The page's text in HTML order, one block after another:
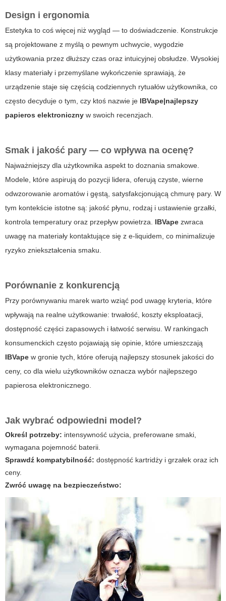
Design i ergonomia
Estetyka to coś więcej niż wygląd — to doświadczenie. Konstrukcje
są projektowane z myślą o pewnym uchwycie, wygodzie
użytkowania przez dłuższy czas oraz intuicyjnej obsłudze. Wysokiej
klasy materiały i przemyślane wykończenie sprawiają, że
urządzenie staje się częścią codziennych rytuałów użytkownika, co
często decyduje o tym, czy ktoś nazwie je IBVape|najlepszy
papieros elektroniczny w swoich recenzjach.
Smak i jakość pary — co wpływa na ocenę?
Najważniejszy dla użytkownika aspekt to doznania smakowe.
Modele, które aspirują do pozycji lidera, oferują czyste, wierne
odwzorowanie aromatów i gęstą, satysfakcjonującą chmurę pary. W
tym kontekście istotne są: jakość płynu, rodzaj i ustawienie grzałki,
kontrola temperatury oraz przepływ powietrza. IBVape zwraca
uwagę na materiały kontaktujące się z e-liquidem, co minimalizuje
ryzyko zniekształcenia smaku.
Porównanie z konkurencją
Przy porównywaniu marek warto wziąć pod uwagę kryteria, które
wpływają na realne użytkowanie: trwałość, koszty eksploatacji,
dostępność części zapasowych i łatwość serwisu. W rankingach
konsumenckich często pojawiają się opinie, które umieszczają
IBVape w gronie tych, które oferują najlepszy stosunek jakości do
ceny, co dla wielu użytkowników oznacza wybór najlepszego
papierosa elektronicznego.
Jak wybrać odpowiedni model?
Określ potrzeby: intensywność użycia, preferowane smaki,
wymagana pojemność baterii.
Sprawdź kompatybilność: dostępność kartridży i grzałek oraz ich
ceny.
Zwróć uwagę na bezpieczeństwo: